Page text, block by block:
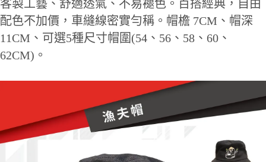
客製工藝、舒適透氣、不易褪色。百搭經典，自由
配色不加價，車縫線密實勻稱。帽檐 7CM、帽深
11CM、可選5種尺寸帽圍(54、56、58、60、
62CM)。